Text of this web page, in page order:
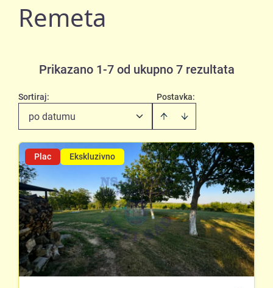
Remeta
Prikazano 1-7 od ukupno 7 rezultata
Postavka:
Sortiraj:
po datumu
Plac Ekskluzivno